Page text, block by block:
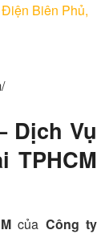
Biên Phủ,
Dịch Vụ
TPHCM
của Công ty